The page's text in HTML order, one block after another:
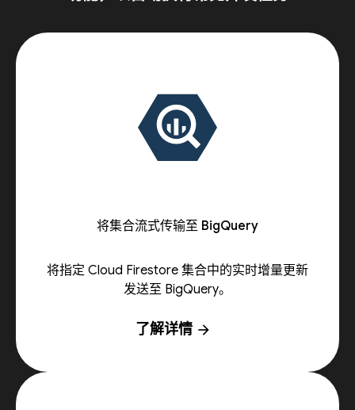
将集合流式传输至 BigQuery
将指定 Cloud Firestore 集合中的实时增量更新
发送至 BigQuery。
了解详情 arrow_forward